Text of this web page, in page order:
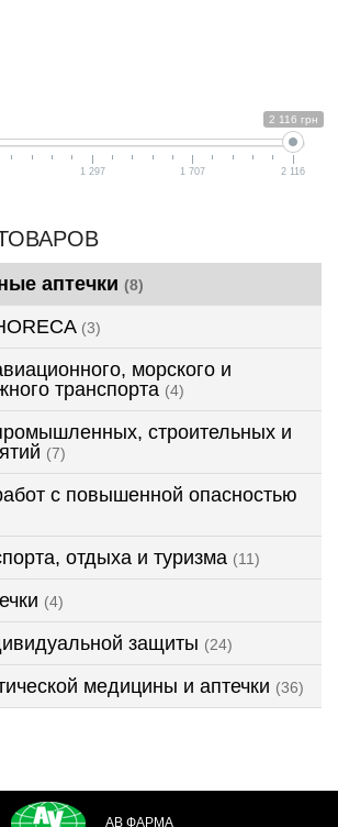
2 116 грн
1 297 1 707 2 116
аптечки (8)
(3)
морского и
транспорта (4)
строительных и
(7)
с повышенной опасностью
отдыха и туризма (11)
(4)
защиты (24)
медицины и аптечки (36)
АВ ФАРМА